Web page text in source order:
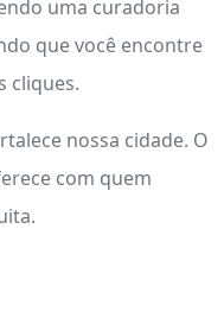
uma curadoria
que você encontre
cliques.
nossa cidade. O
com quem